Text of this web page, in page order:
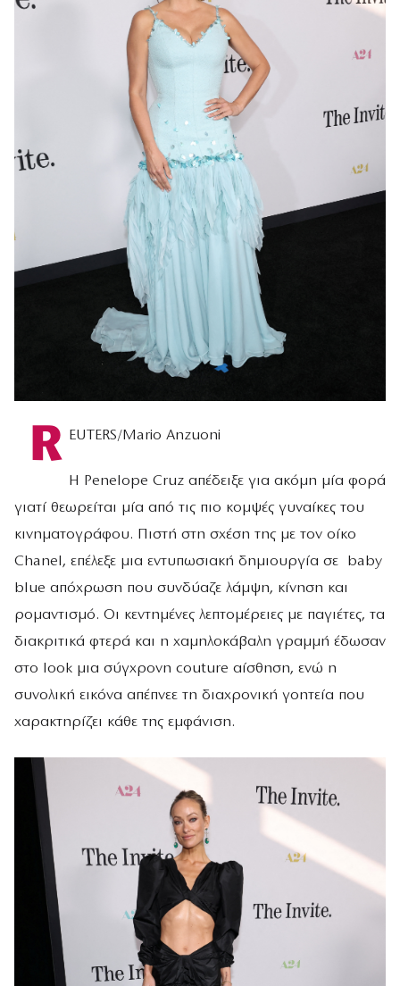
R EUTERS/Mario Anzuoni
Η Penelope Cruz απέδειξε για ακόμη μία φορά
γιατί θεωρείται μία από τις πιο κομψές γυναίκες του
κινηματογράφου. Πιστή στη σχέση της με τον οίκο
Chanel, επέλεξε μια εντυπωσιακή δημιουργία σε baby
blue απόχρωση που συνδύαζε λάμψη, κίνηση και
ρομαντισμό. Οι κεντημένες λεπτομέρειες με παγιέτες, τα
διακριτικά φτερά και η χαμηλοκάβαλη γραμμή έδωσαν
στο look μια σύγχρονη couture αίσθηση, ενώ η
συνολική εικόνα απέπνεε τη διαχρονική γοητεία που
χαρακτηρίζει κάθε της εμφάνιση.